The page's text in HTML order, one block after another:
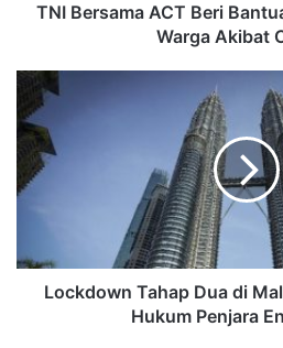
TNI Bersama ACT Beri
Warga Akibat
Lockdown Tahap Dua di
Hukum Penjara